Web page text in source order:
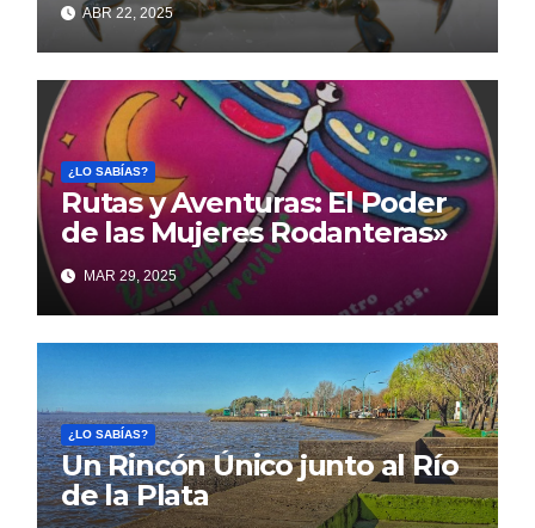
ABR 22, 2025
¿LO SABÍAS?
Rutas y Aventuras: El Poder
de las Mujeres Rodanteras»
MAR 29, 2025
¿LO SABÍAS?
Un Rincón Único junto al Río
de la Plata